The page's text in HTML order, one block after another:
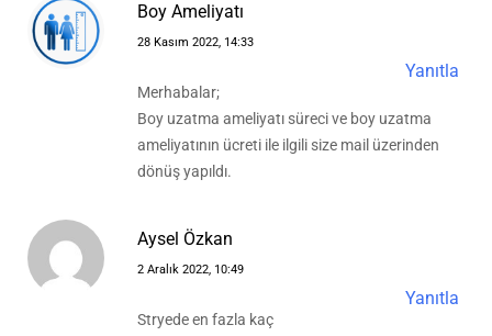
Boy Ameliyatı
28 Kasım 2022, 14:33
Yanıtla
Merhabalar;
Boy uzatma ameliyatı süreci ve boy uzatma
ameliyatının ücreti ile ilgili size mail üzerinden
dönüş yapıldı.
Aysel Özkan
2 Aralık 2022, 10:49
Yanıtla
Stryede en fazla kaç